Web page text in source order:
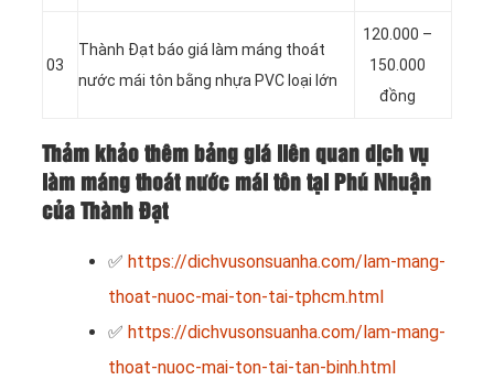
03
Thành Đạt báo giá làm máng thoát
nước mái tôn bằng nhựa PVC loại lớn
120.000 –
150.000
đồng
Thảm khảo thêm bảng giá liên quan dịch vụ
làm máng thoát nước mái tôn tại Phú Nhuận
của Thành Đạt
✅ https://dichvusonsuanha.com/lam-mang-
thoat-nuoc-mai-ton-tai-tphcm.html
✅ https://dichvusonsuanha.com/lam-mang-
thoat-nuoc-mai-ton-tai-tan-binh.html